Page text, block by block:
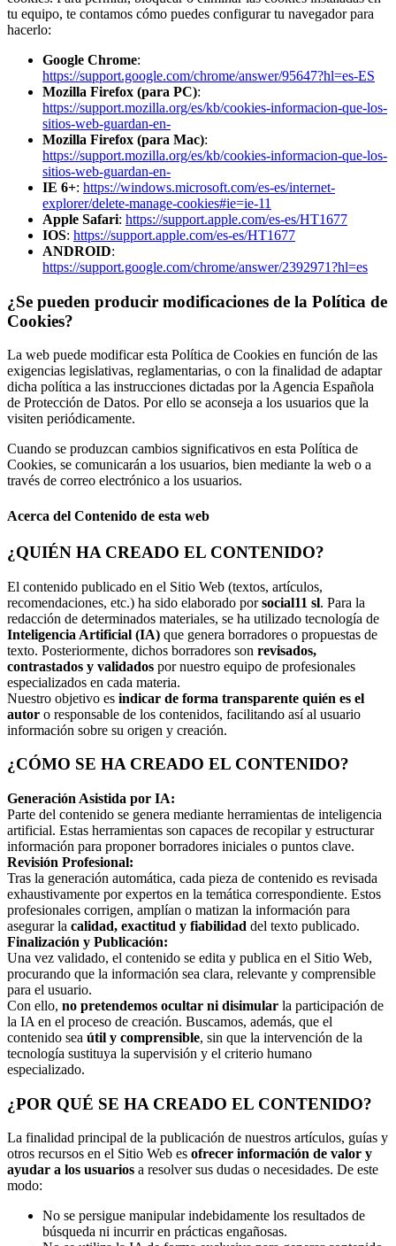
tu equipo, te contamos cómo puedes configurar tu navegador para
hacerlo:
Google Chrome:
https://support.google.com/chrome/answer/95647?hl=es-ES
Mozilla Firefox (para PC):
https://support.mozilla.org/es/kb/cookies-informacion-que-los-
sitios-web-guardan-en-
Mozilla Firefox (para Mac):
https://support.mozilla.org/es/kb/cookies-informacion-que-los-
sitios-web-guardan-en-
IE 6+: https://windows.microsoft.com/es-es/internet-
explorer/delete-manage-cookies#ie=ie-11
Apple Safari: https://support.apple.com/es-es/HT1677
IOS: https://support.apple.com/es-es/HT1677
ANDROID:
https://support.google.com/chrome/answer/2392971?hl=es
¿Se pueden producir modificaciones de la Política de
Cookies?
La web puede modificar esta Política de Cookies en función de las
exigencias legislativas, reglamentarias, o con la finalidad de adaptar
dicha política a las instrucciones dictadas por la Agencia Española
de Protección de Datos. Por ello se aconseja a los usuarios que la
visiten periódicamente.
Cuando se produzcan cambios significativos en esta Política de
Cookies, se comunicarán a los usuarios, bien mediante la web o a
través de correo electrónico a los usuarios.
Acerca del Contenido de esta web
¿QUIÉN HA CREADO EL CONTENIDO?
El contenido publicado en el Sitio Web (textos, artículos,
recomendaciones, etc.) ha sido elaborado porsocial11 sl. Para la
redacción de determinados materiales, se ha utilizado tecnología de
Inteligencia Artificial (IA) que genera borradores o propuestas de
texto. Posteriormente, dichos borradores son revisados,
contrastados y validados por nuestro equipo de profesionales
especializados en cada materia.
Nuestro objetivo es indicar de forma transparente quién es el
autor o responsable de los contenidos, facilitando así al usuario
información sobre su origen y creación.
¿CÓMO SE HA CREADO EL CONTENIDO?
Generación Asistida por IA:
Parte del contenido se genera mediante herramientas de inteligencia
artificial. Estas herramientas son capaces de recopilar y estructurar
información para proponer borradores iniciales o puntos clave.
Revisión Profesional:
Tras la generación automática, cada pieza de contenido es revisada
exhaustivamente por expertos en la temática correspondiente. Estos
profesionales corrigen, amplían o matizan la información para
asegurar la calidad, exactitud y fiabilidad del texto publicado.
Finalización y Publicación:
Una vez validado, el contenido se edita y publica en el Sitio Web,
procurando que la información sea clara, relevante y comprensible
para el usuario.
Con ello, no pretendemos ocultar ni disimular la participación de
la IA en el proceso de creación. Buscamos, además, que el
contenido sea útil y comprensible, sin que la intervención de la
tecnología sustituya la supervisión y el criterio humano
especializado.
¿POR QUÉ SE HA CREADO EL CONTENIDO?
La finalidad principal de la publicación de nuestros artículos, guías y
otros recursos en el Sitio Web es ofrecer información de valor y
ayudar a los usuarios a resolver sus dudas o necesidades. De este
modo:
No se persigue manipular indebidamente los resultados de
búsqueda ni incurrir en prácticas engañosas.